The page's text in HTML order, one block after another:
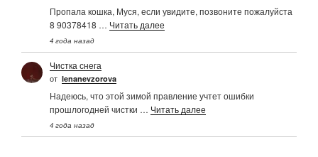
Пропала кошка, Муся, если увидите, позвоните пожалуйста
8 90378418 … Читать далее
4 года назад
Чистка снега
от Ienanevzorova
Надеюсь, что этой зимой правление учтет ошибки
прошлогодней чистки … Читать далее
4 года назад